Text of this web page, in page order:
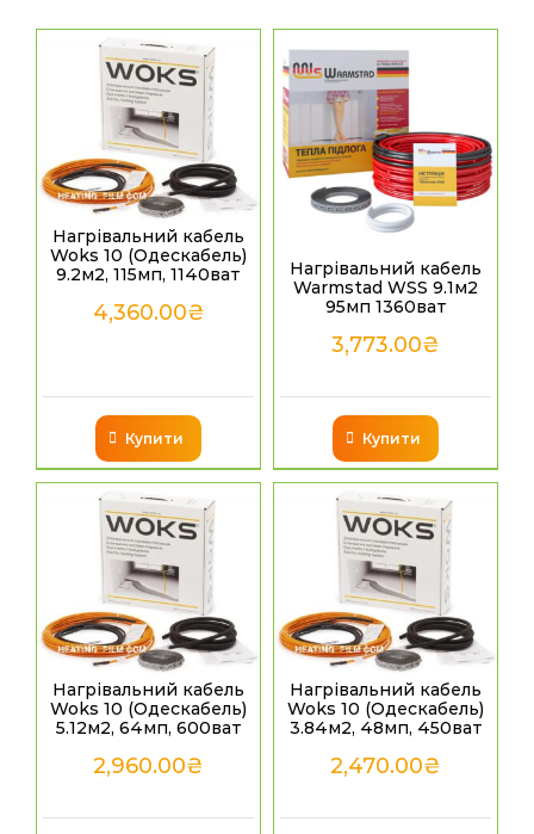
Нагрівальний кабель
Woks 10 (Одескабель)
9.2м2, 115мп, 1140ват
4,360.00₴
Купити
Нагрівальний кабель
Warmstad WSS 9.1м2
95мп 1360ват
3,773.00₴
Купити
Нагрівальний кабель
Woks 10 (Одескабель)
5.12м2, 64мп, 600ват
2,960.00₴
Нагрівальний кабель
Woks 10 (Одескабель)
3.84м2, 48мп, 450ват
2,470.00₴